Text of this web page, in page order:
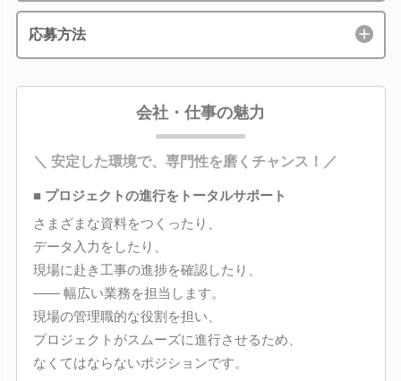
応募方法
会社・仕事の魅力
＼ 安定した環境で、専門性を磨くチャンス！／
■ プロジェクトの進行をトータルサポート
さまざまな資料をつくったり、
データ入力をしたり、
現場に赴き工事の進捗を確認したり、
―― 幅広い業務を担当します。
現場の管理職的な役割を担い、
プロジェクトがスムーズに進行させるため、
なくてはならないポジションです。